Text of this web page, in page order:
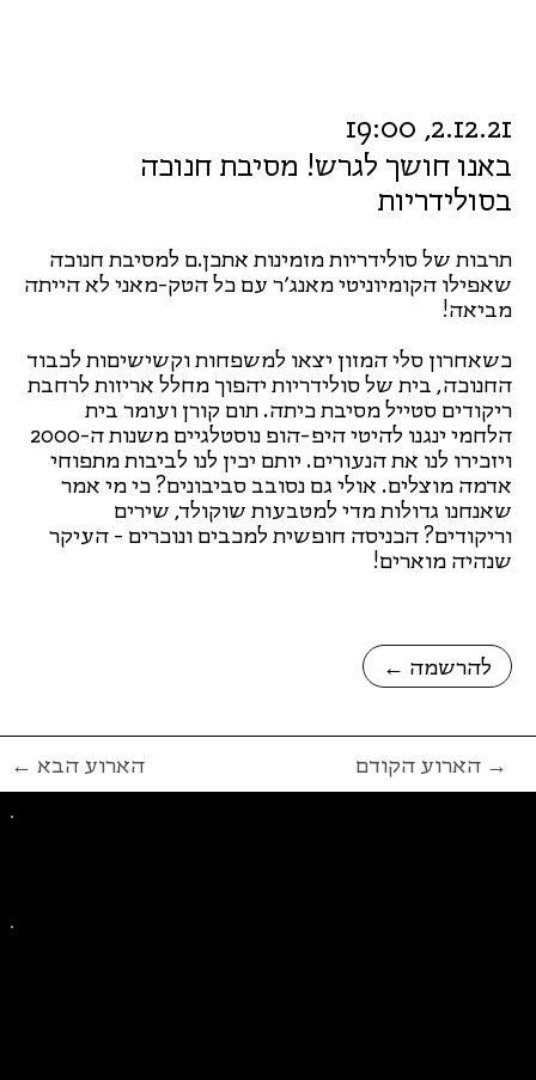
באנו חושך לגרש! מסיבת חנוכה
בסולידריות
תרבות של סולידריות מזמינות אתכן.ם למסיבת חנוכה
שאפילו הקומיוניטי מאנג׳ר עם כל הטק-מאני לא הייתה
מביאה!
כשאחרון סלי המזון יצאו למשפחות וקשישיםות לכבוד
החנוכה, בית של סולידריות יהפוך מחלל אריזות לרחבת
ריקודים סטייל מסיבת כיתה. תום קורן ועומר בית
הלחמי ינגנו להיטי היפ-הופ נוסטלגיים משנות ה-2000
ויזכירו לנו את הנעורים. יותם יכין לנו לביבות מתפוחי
אדמה מוצלים. אולי גם נסובב סביבונים? כי מי אמר
שאנחנו גדולות מדי למטבעות שוקולד, שירים
וריקודים? הכניסה חופשית למכבים ונוכרים - העיקר
שנהיה מוארים!
← להרשמה
2.12.21, 19:00
← הארוע הבא הארוע הקודם →